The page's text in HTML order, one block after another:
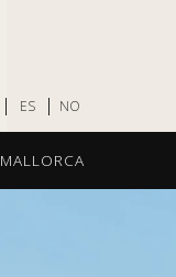
ES NO
MALLORCA